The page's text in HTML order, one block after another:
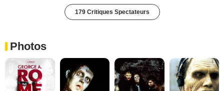
179 Critiques Spectateurs
Photos